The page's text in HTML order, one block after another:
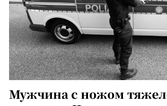
Мужчина с ножом